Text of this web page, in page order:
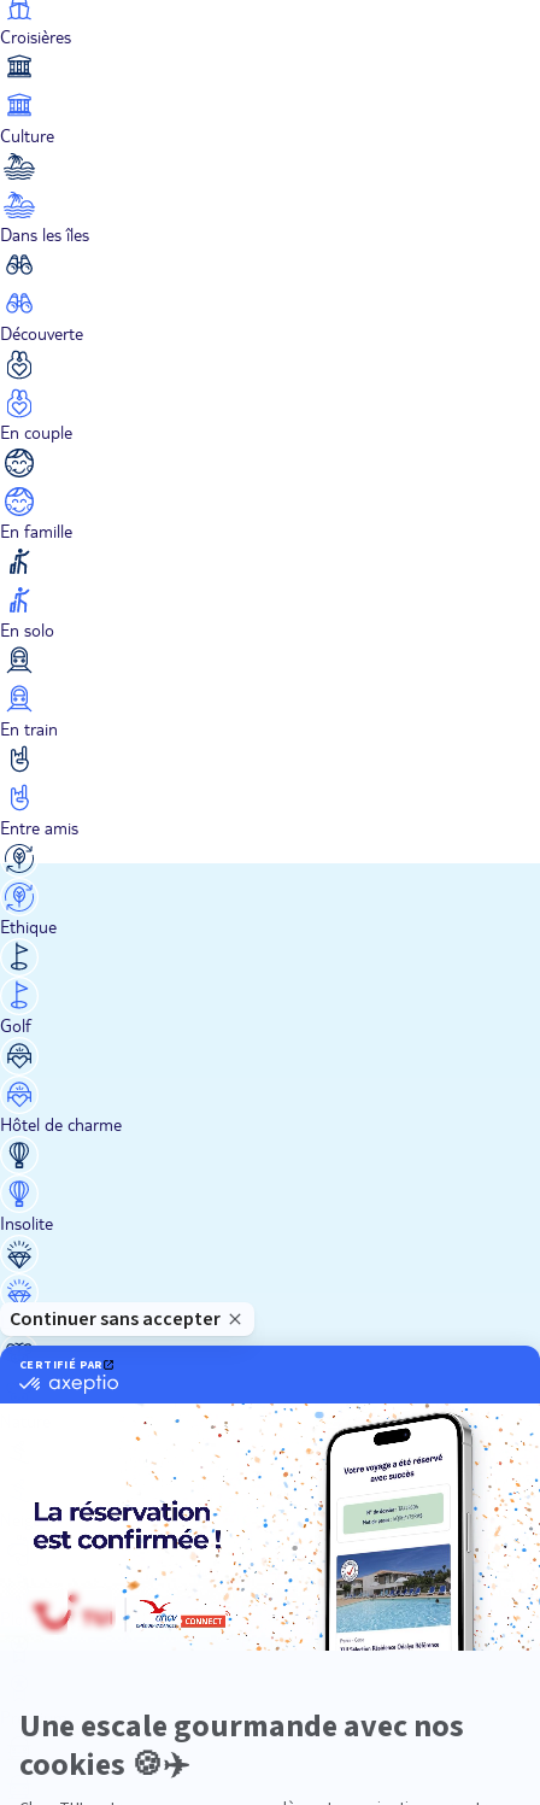
Croisières
Culture
Dans les îles
Découverte
En couple
En famille
En solo
En train
Entre amis
Ethique
Golf
Hôtel de charme
Insolite
Luxe
Neige
Plongée
Premium